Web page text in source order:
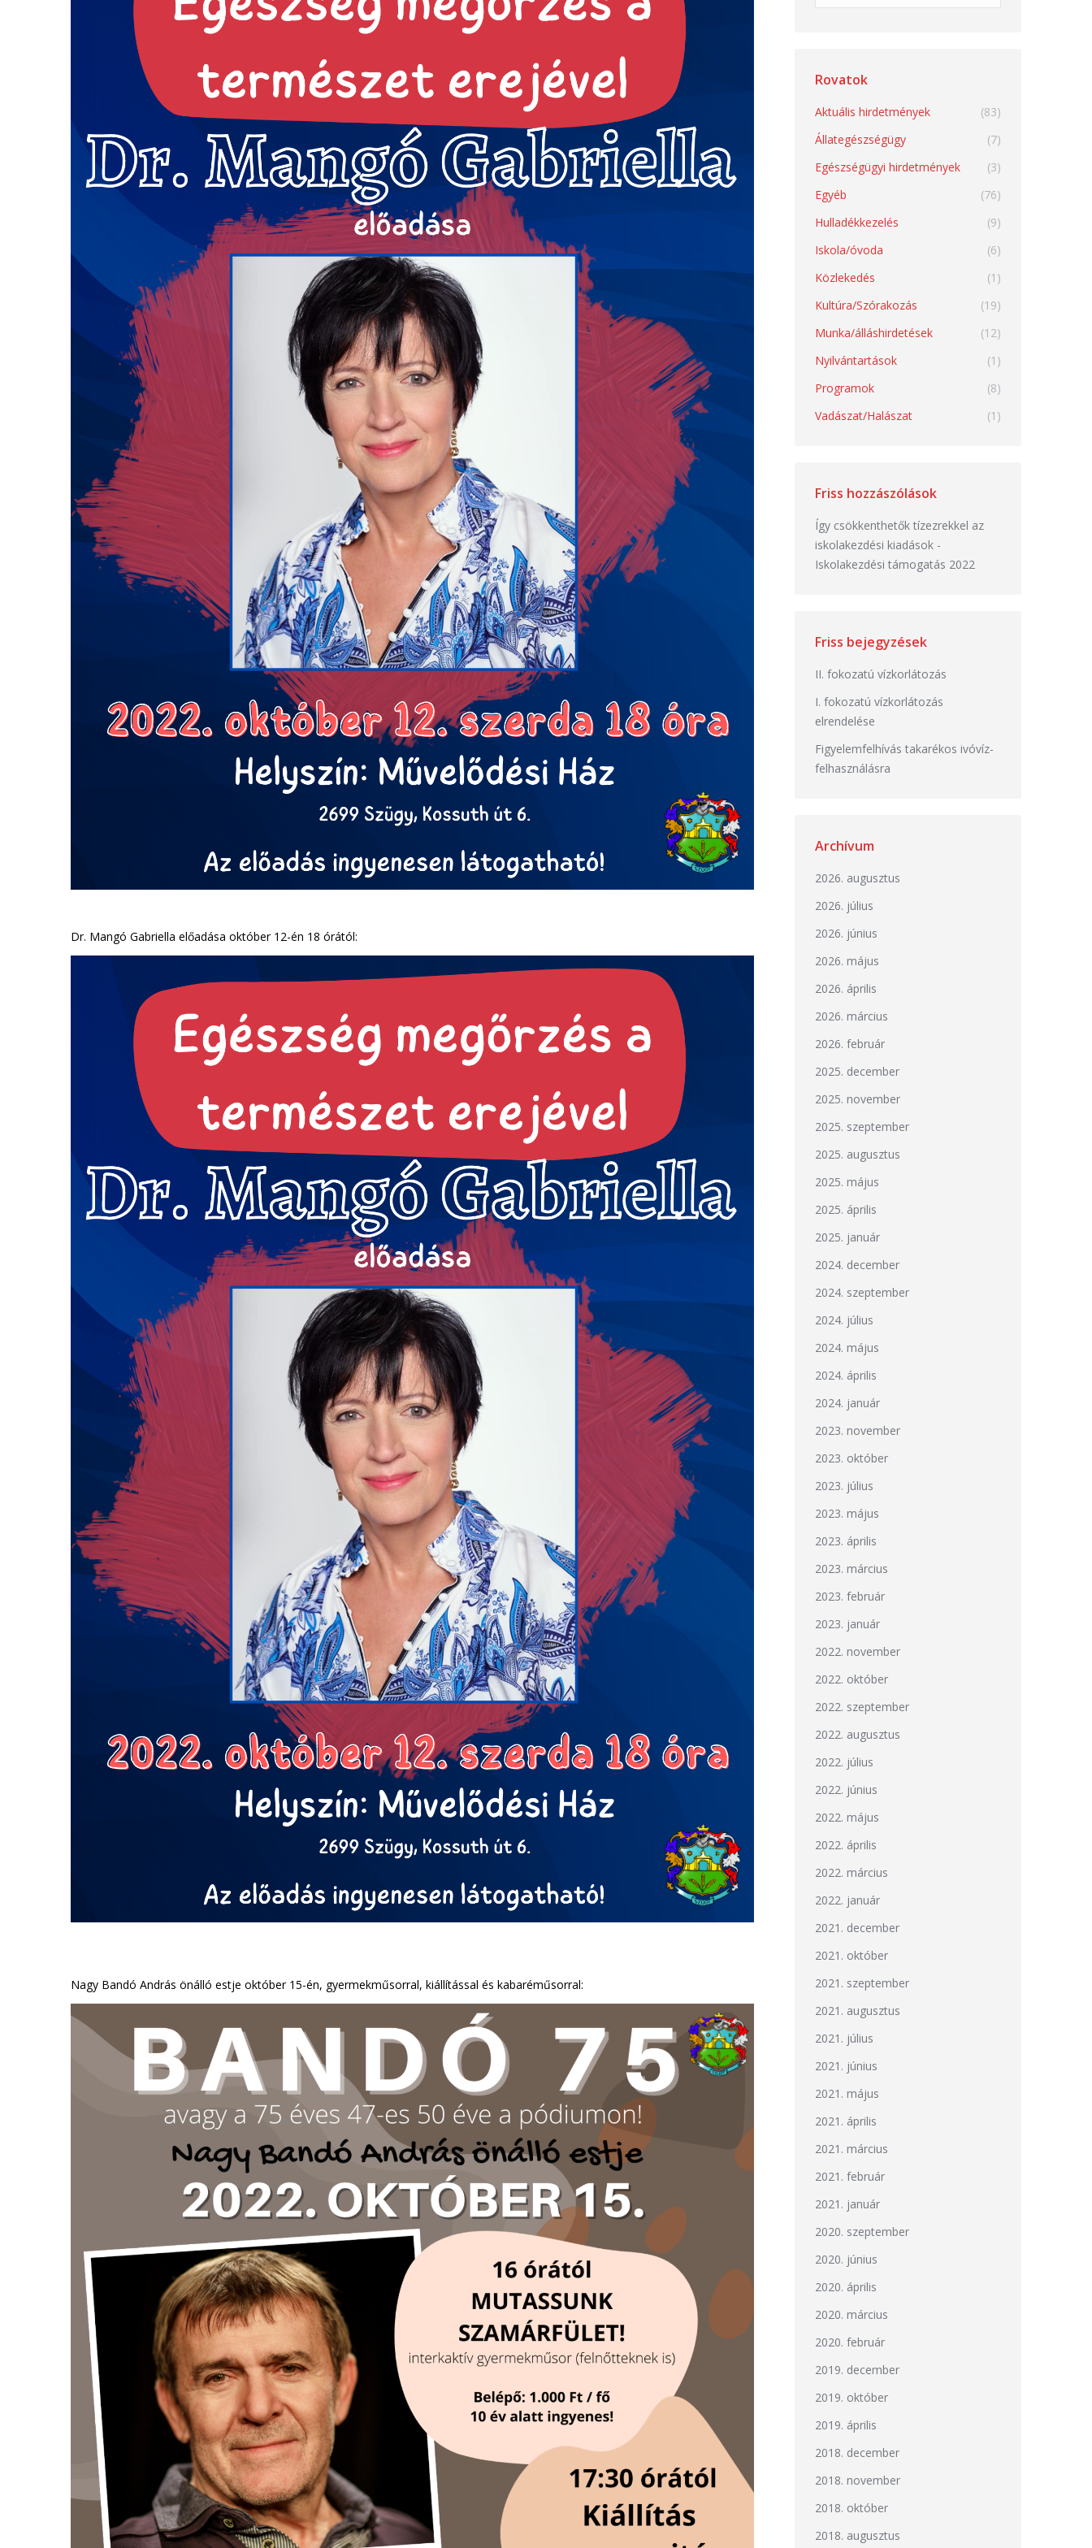
Dr. Mangó Gabriella előadása október 12-én 18 órától:
Nagy Bandó András önálló estje október 15-én, gyermekműsorral, kiállítással és kabaréműsorral:
Rovatok
Aktuális hirdetmények
(83)
Állategészségügy
(7)
Egészségügyi hirdetmények
(3)
Egyéb
(76)
Hulladékkezelés
(9)
Iskola/óvoda
(6)
Közlekedés
(1)
Kultúra/Szórakozás
(19)
Munka/álláshirdetések
(12)
Nyilvántartások
(1)
Programok
(8)
Vadászat/Halászat
(1)
Friss hozzászólások
Így csökkenthetők tízezrekkel az
iskolakezdési kiadások-
Iskolakezdési támogatás 2022
Friss bejegyzések
II. fokozatú vízkorlátozás
I. fokozatú vízkorlátozás
elrendelése
Figyelemfelhívás takarékos ivóvíz-
felhasználásra
Archívum
2026. augusztus
2026. július
2026. június
2026. május
2026. április
2026. március
2026. február
2025. december
2025. november
2025. szeptember
2025. augusztus
2025. május
2025. április
2025. január
2024. december
2024. szeptember
2024. július
2024. május
2024. április
2024. január
2023. november
2023. október
2023. július
2023. május
2023. április
2023. március
2023. február
2023. január
2022. november
2022. október
2022. szeptember
2022. augusztus
2022. július
2022. június
2022. május
2022. április
2022. március
2022. január
2021. december
2021. október
2021. szeptember
2021. augusztus
2021. július
2021. június
2021. május
2021. április
2021. március
2021. február
2021. január
2020. szeptember
2020. június
2020. április
2020. március
2020. február
2019. december
2019. október
2019. április
2018. december
2018. november
2018. október
2018. augusztus